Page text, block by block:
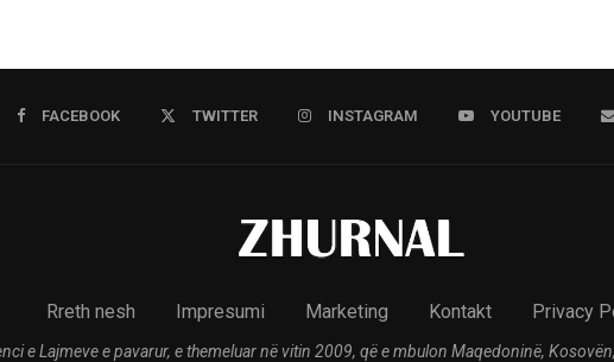
FACEBOOK TWITTER INSTAGRAM YOUTUBE
Rreth nesh Impresumi Marketing Kontakt Privacy
e Lajmeve e pavarur, e themeluar në vitin 2009, që e mbulon Maqedoninë,